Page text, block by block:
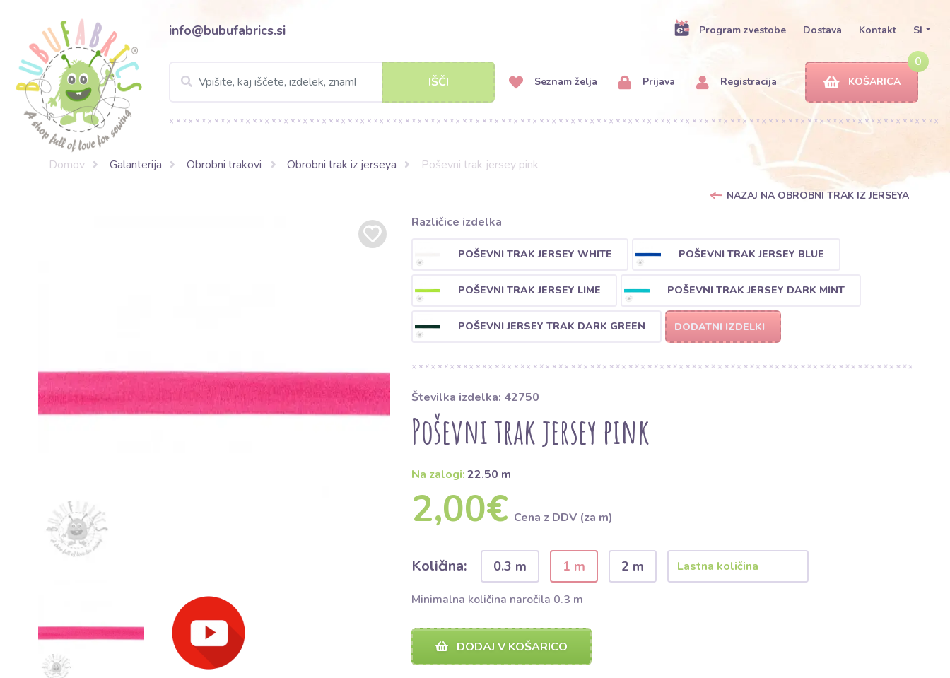
info@bubufabrics.si Program zvestobe Dostava Kontakt SI
IŠČI Seznam želja Prijava Registracija
0
KOŠARICA
Domov Galanterija Obrobni trakovi Obrobni trak iz jerseya Poševni trak jersey pink
NAZAJ NA OBROBNI TRAK IZ JERSEYA
Različice izdelka
POŠEVNI TRAK JERSEY WHITE POŠEVNI TRAK JERSEY BLUE
POŠEVNI TRAK JERSEY LIME POŠEVNI TRAK JERSEY DARK MINT
POŠEVNI JERSEY TRAK DARK GREEN DODATNI IZDELKI
Številka izdelka: 42750
Poševni trak jersey pink
Na zalogi:22.50 m
2,00€ Cena z DDV (za m)
Količina: 0.3 m 1 m 2 m
Minimalna količina naročila 0.3 m
DODAJ V KOŠARICO